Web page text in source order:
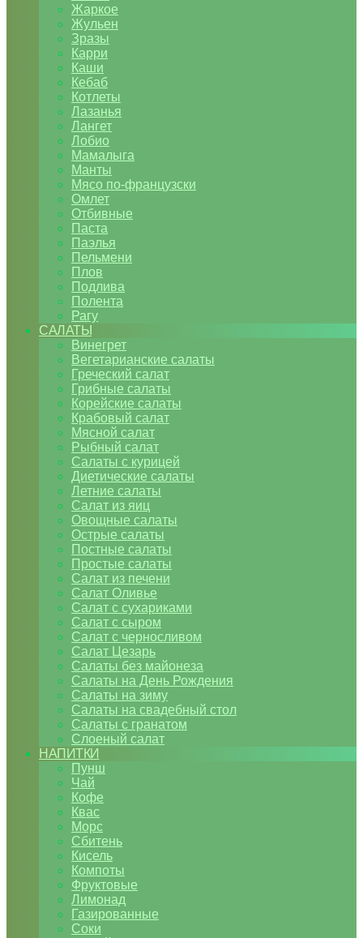
Жаркое
Жульен
Зразы
Карри
Каши
Кебаб
Котлеты
Лазанья
Лангет
Лобио
Мамалыга
Манты
Мясо по-французски
Омлет
Отбивные
Паста
Паэлья
Пельмени
Плов
Подлива
Полента
Рагу
САЛАТЫ
Винегрет
Вегетарианские салаты
Греческий салат
Грибные салаты
Корейские салаты
Крабовый салат
Мясной салат
Рыбный салат
Салаты с курицей
Диетические салаты
Летние салаты
Салат из яиц
Овощные салаты
Острые салаты
Постные салаты
Простые салаты
Салат из печени
Салат Оливье
Салат с сухариками
Салат с сыром
Салат с черносливом
Салат Цезарь
Салаты без майонеза
Салаты на День Рождения
Салаты на зиму
Салаты на свадебный стол
Салаты с гранатом
Слоеный салат
НАПИТКИ
Пунш
Чай
Кофе
Квас
Морс
Сбитень
Кисель
Компоты
Фруктовые
Лимонад
Газированные
Соки